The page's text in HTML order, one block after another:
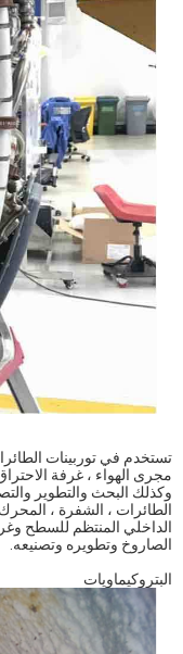
تستخدم في توربينات
مجرى الهواء ، غرفة
وكذلك البحث والتطوير
الطائرات ، الشفرة ،
الداخلي المنتظم للسطح
الصاروخ وتطويره وتصنيعه.
البتروكيماويات